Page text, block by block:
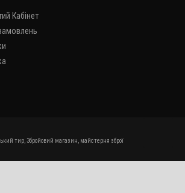
Кабінет
замовлень
тир, Збройовий магазин, майстерня зброї